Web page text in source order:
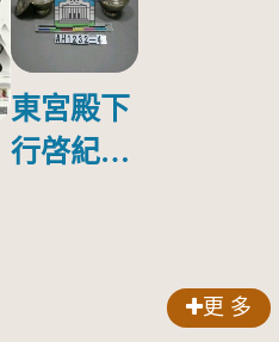
東宮殿下
行啓紀念
更 多